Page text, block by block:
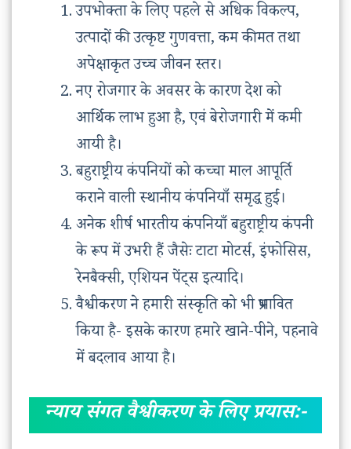
उपभोक्ता के लिए पहले से अधिक विकल्प,
उत्पादों की उत्कृष्ट गुणवत्ता, कम कीमत तथा
अपेक्षाकृत उच्च जीवन स्तर।
नए रोजगार के अवसर के कारण देश को
आर्थिक लाभ हुआ है, एवं बेरोजगारी में कमी
आयी है।
बहुराष्ट्रीय कंपनियों को कच्चा माल आपूर्ति
कराने वाली स्थानीय कंपनियाँ समृद्ध हुईं।
अनेक शीर्ष भारतीय कंपनियाँ बहुराष्ट्रीय कंपनी
के रूप में उभरी हैं जैसेः टाटा मोटर्स, इंफोसिस,
रेनबैक्सी, एशियन पेंट्स इत्यादि।
वैश्वीकरण ने हमारी संस्कृति को भी प्रभावित
किया है- इसके कारण हमारे खाने-पीने, पहनावे
में बदलाव आया है।
न्याय संगत वैश्वीकरण के लिए प्रयास:-